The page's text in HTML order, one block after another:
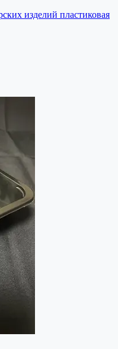
изделий пластиковая